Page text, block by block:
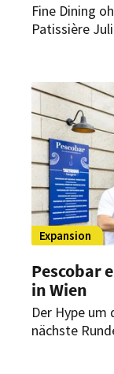
Fine Dining
Patissière
fairen
Events.
Expansion
Pescobar
in Wien
Der Hype
nächste